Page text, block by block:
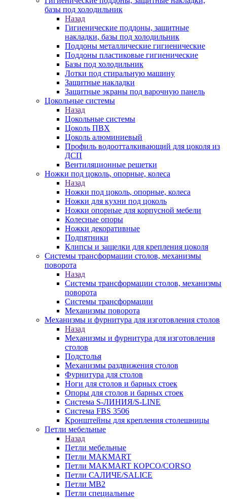
базы под холодильник
Назад
Гигиенические поддоны, защитные
накладки, базы под холодильник
Поддоны металлические гигиенические
Поддоны пластиковые гигиенические
Базы под холодильник
Лотки под стиральную машину
Защитные накладки
Защитные экраны под варочную панель
Цокольные системы
Назад
Цокольные системы
Цоколь ПВХ
Цоколь алюминиевый
Профиль водоотталкивающий для цоколя из
ДСП
Вентиляционные решетки
Ножки под цоколь, опорные, колеса
Назад
Ножки под цоколь, опорные, колеса
Ножки для кухни под цоколь
Ножки опорные для корпусной мебели
Колесные опоры
Ножки декоративные
Подпятники
Клипсы и защелки для крепления цоколя
Системы трансформации столов, механизмы
поворота
Назад
Системы трансформации столов, механизмы
поворота
Системы трансформации
Механизмы поворота
Механизмы и фурнитура для изготовления столов
Назад
Механизмы и фурнитура для изготовления
столов
Подстолья
Механизмы раздвижения столов
Фурнитура для столов
Ноги для столов и барных стоек
Опоры для столов и барных стоек
Система S-ЛИНИЯ/S-LINE
Система FBS 3506
Кронштейны для крепления столешницы
Петли мебельные
Назад
Петли мебельные
Петли MAKMART
Петли MAKMART КОРСО/CORSO
Петли САЛИЧЕ/SALICE
Петли MB2
Петли специальные